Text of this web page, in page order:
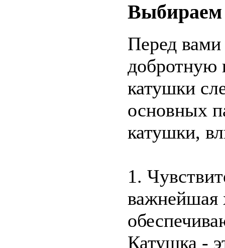
Перед вами
добротную
катушки
основных
катушки,
1.
важнейшая
Катушка -